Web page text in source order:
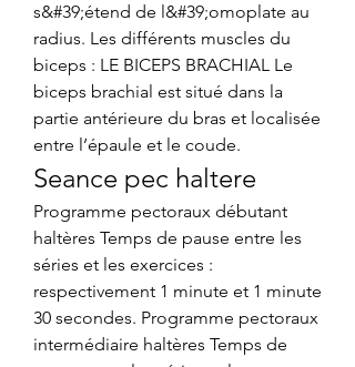
s&#39;étend de l&#39;omoplate au
radius. Les différents muscles du
biceps : LE BICEPS BRACHIAL Le
biceps brachial est situé dans la
partie antérieure du bras et localisée
entre l’épaule et le coude.
Seance pec haltere
Programme pectoraux débutant
haltères Temps de pause entre les
séries et les exercices :
respectivement 1 minute et 1 minute
30 secondes. Programme pectoraux
intermédiaire haltères Temps de